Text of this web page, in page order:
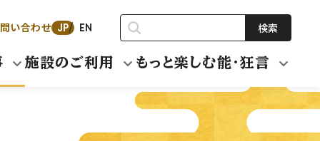
い合わせ JP EN 検索
施設のご利用 もっと楽しむ能・狂言